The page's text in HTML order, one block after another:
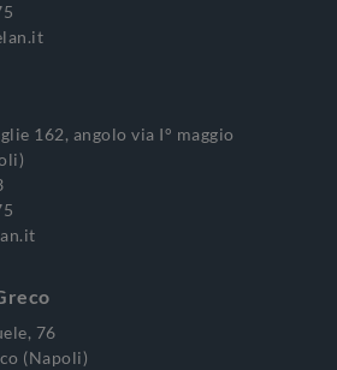
162, angolo via I° maggio
76
(Napoli)